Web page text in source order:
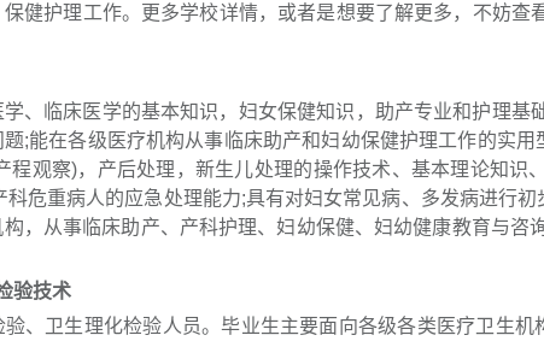
健护理工作。更多学校详情，或者是想要了解更多，不妨查
临床医学的基本知识，妇女保健知识，助产专业和护理基
;能在各级医疗机构从事临床助产和妇幼保健护理工作的实
程观察)，产后处理，新生儿处理的操作技术、基本理论知识
危重病人的应急处理能力;具有对妇女常见病、多发病进行
，从事临床助产、产科护理、妇幼保健、妇幼健康教育与咨
验技术
卫生理化检验人员。毕业生主要面向各级各类医疗卫生机